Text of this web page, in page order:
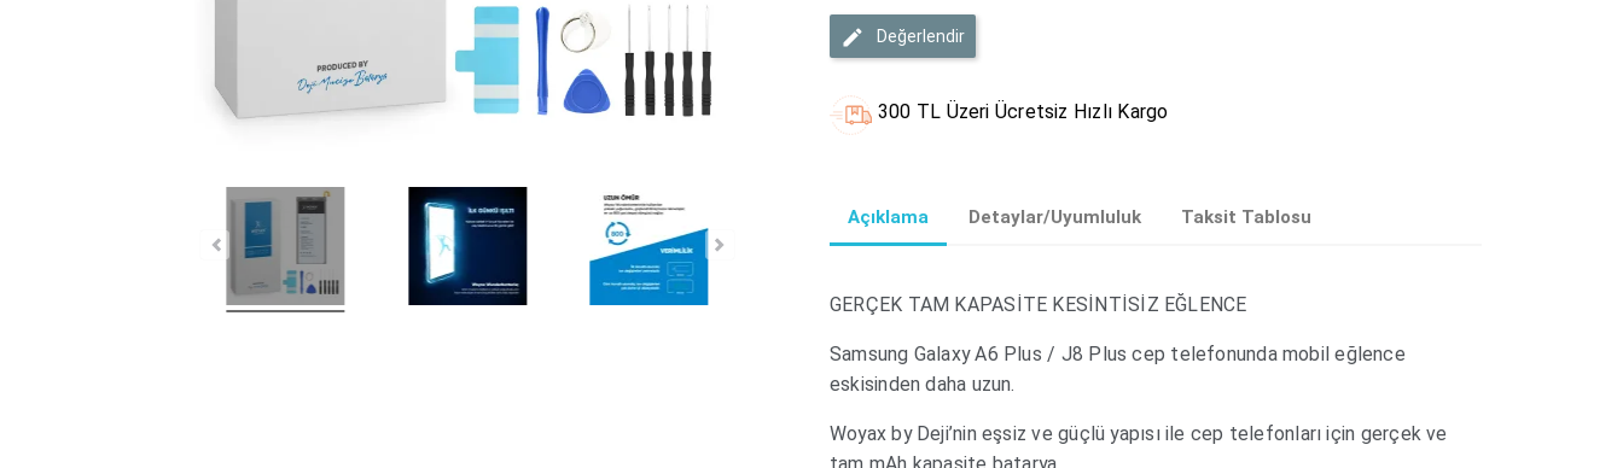
Değerlendir
300 TL Üzeri Ücretsiz Hızlı Kargo
Açıklama Detaylar/Uyumluluk Taksit Tablosu
GERÇEK TAM KAPASİTE KESİNTİSİZ EĞLENCE
Samsung Galaxy A6 Plus / J8 Plus cep telefonunda mobil eğlence
eskisinden daha uzun.
Woyax by Deji’nin eşsiz ve güçlü yapısı ile cep telefonları için gerçek ve
tam mAh kapasite batarya.